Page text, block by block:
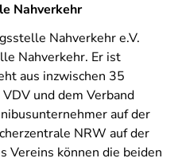
Nahverkehr
Nahverkehr e.V.
Nahverkehr. Er ist
aus inzwischen 35
und dem Verband
auf der
NRW auf der
Vereins können die beiden